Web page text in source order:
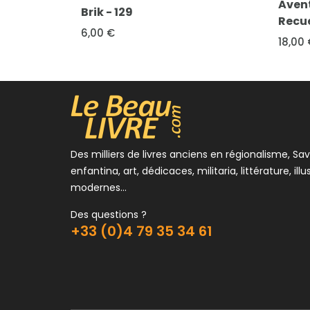
Aventures Film - Tex
Recueil des n° 61 à 66
Des milliers de livres anciens en régionalisme,
enfantina, art, dédicaces, militaria, littérature,
modernes...
Des questions ?
+33 (0)4 79 35 34 61